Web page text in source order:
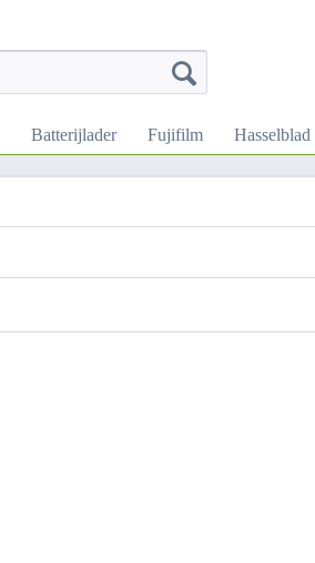
Batterijlader Fujifilm Hasselblad